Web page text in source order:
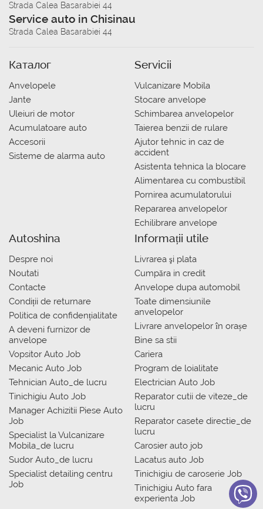
Strada Calea Basarabiei 44
Service auto in Chisinau
Strada Calea Basarabiei 44
Каталог
Anvelopele
Jante
Uleiuri de motor
Acumulatoare auto
Accesorii
Sisteme de alarma auto
Servicii
Vulcanizare Mobila
Stocare anvelope
Schimbarea anvelopelor
Taierea benzii de rulare
Ajutor tehnic in caz de
accident
Asistenta tehnica la blocare
Alimentarea cu combustibil
Pornirea acumulatorului
Repararea anvelopelor
Echilibrare anvelope
Autoshina
Despre noi
Noutati
Contacte
Condiții de returnare
Politica de confidențialitate
A deveni furnizor de
anvelope
Vopsitor Auto Job
Mecanic Auto Job
Tehnician Auto_de lucru
Tinichigiu Auto Job
Manager Achizitii Piese Auto
Job
Specialist la Vulcanizare
Mobila_de lucru
Sudor Auto_de lucru
Specialist detailing centru
Job
Informații utile
Livrarea şi plata
Сumpăra in credit
Anvelope dupa automobil
Toate dimensiunile
anvelopelor
Livrare anvelopelor în orașe
Bine sa stii
Cariera
Program de loialitate
Electrician Auto Job
Reparator cutii de viteze_de
lucru
Reparator casete directie_de
lucru
Carosier auto job
Lacatus auto Job
Tinichigiu de caroserie Job
Tinichigiu Auto fara
experienta Job